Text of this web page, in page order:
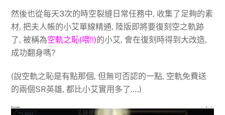
然後也從每天3次的時空裂縫日常任務中, 收集了足夠的素
材, 把夫人帳的小艾單線精通, 陸版即將要復刻空之軌跡
了, 被稱為空軌之恥(喂!!)的小艾, 會在復刻時得到大改造,
成功翻身嗎?
(說空軌之恥是有點那個, 但無可否認的一點, 空軌免費送
的兩個SR英雄, 都比小艾實用多了….)